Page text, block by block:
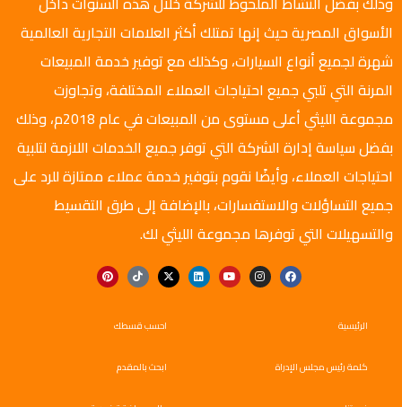
الأسواق المصرية حيث إنها تمتلك أكثر العلامات التجارية العالمية
شهرة لجميع أنواع السيارات، وكذلك مع توفير خدمة المبيعات
المرنة التي تلبي جميع احتياجات العملاء المختلفة، وتجاوزت
مجموعة الليثي أعلى مستوى من المبيعات في عام 2018م، وذلك
بفضل سياسة إدارة الشركة التي توفر جميع الخدمات اللازمة لتلبية
احتياجات العملاء، وأيضًا نقوم بتوفير خدمة عملاء ممتازة للرد على
جميع التساؤلات والاستفسارات، بالإضافة إلى طرق التقسيط
والتسهيلات التي توفرها مجموعة الليثي لك.
الرئيسية
كلمة رئيس مجلس الإدراة
احسب قسطك
ابحث بالمقدم